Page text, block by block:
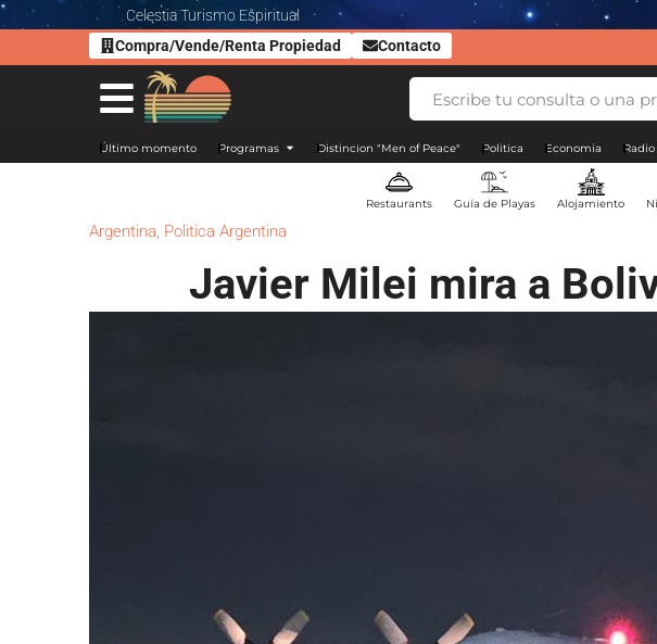
Celestia Turismo Espiritual
Compra/Vende/Renta Propiedad
Contacto
Último momento Programas Distincion "Men of Peace" Politica Economia
Restaurants Guía de Playas Alojamiento
Argentina, Politica Argentina
Javier Milei mira a